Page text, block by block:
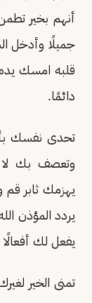
أنهم بخير
جميلًا وأدخل
قلبه امسك
دائمًا.
تحدى نفسك
وتعصف بك لا
يهزمك ثابر قم
يردد المؤذن
يفعل لك أفعالًا
تمنى الخير